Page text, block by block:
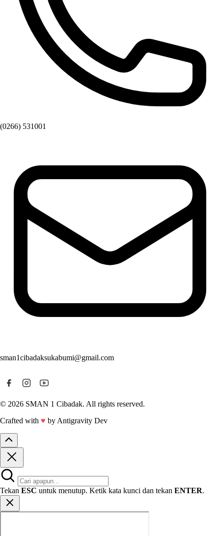
(0266) 531001
sman1cibadaksukabumi@gmail.com
© 2026 SMAN 1 Cibadak. All rights reserved.
Crafted with ♥ by Antigravity Dev
Tekan ESC untuk menutup. Ketik kata kunci dan tekan ENTER.